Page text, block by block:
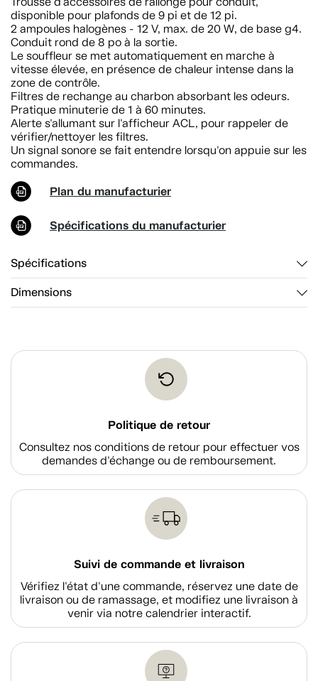
disponible pour plafonds de 9 pi et de 12 pi.
2 ampoules halogènes - 12 V, max. de 20 W, de base g4.
Conduit rond de 8 po à la sortie.
Le souffleur se met automatiquement en marche à
vitesse élevée, en présence de chaleur intense dans la
zone de contrôle.
Filtres de rechange au charbon absorbant les odeurs.
Pratique minuterie de 1 à 60 minutes.
Alerte s'allumant sur l'afficheur ACL, pour rappeler de
vérifier/nettoyer les filtres.
Un signal sonore se fait entendre lorsqu'on appuie sur les
commandes.
Plan du manufacturier
Spécifications du manufacturier
Spécifications
Dimensions
Politique de retour
Consultez nos conditions de retour pour effectuer vos
demandes d'échange ou de remboursement.
Suivi de commande et livraison
Vérifiez l'état d'une commande, réservez une date de
livraison ou de ramassage, et modifiez une livraison à
venir via notre calendrier interactif.